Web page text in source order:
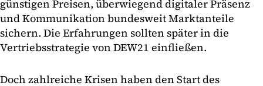
günstigen Preisen, überwiegend digitaler Präsenz
und Kommunikation bundesweit Marktanteile
sichern. Die Erfahrungen sollten später in die
Vertriebsstrategie von DEW21 einfließen.
Doch zahlreiche Krisen haben den Start des